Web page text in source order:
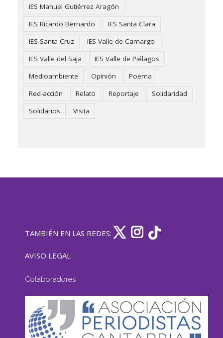
IES Manuel Gutiérrez Aragón
IES Ricardo Bernardo
IES Santa Clara
IES Santa Cruz
IES Valle de Camargo
IES Valle del Saja
IES Valle de Piélagos
Medioambiente
Opinión
Poema
Red-acción
Relato Reportaje
Solidaridad
Solidarios
Visita
TAMBIÉN EN LAS REDES:
AVISO LEGAL
Colaboradores